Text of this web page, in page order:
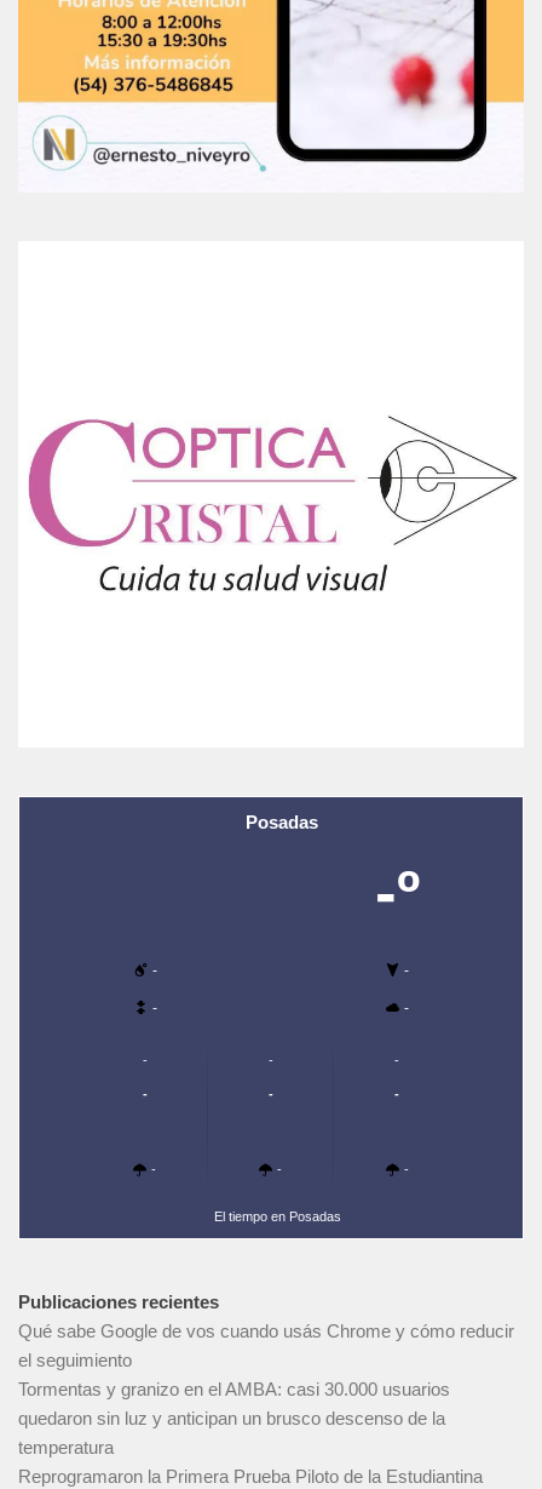
Posadas
-º
- -
- -
-
-
-
-
-
-
-
-
-
El tiempo en Posadas
Publicaciones recientes
Qué sabe Google de vos cuando usás Chrome y cómo reducir
el seguimiento
Tormentas y granizo en el AMBA: casi 30.000 usuarios
quedaron sin luz y anticipan un brusco descenso de la
temperatura
Reprogramaron la Primera Prueba Piloto de la Estudiantina